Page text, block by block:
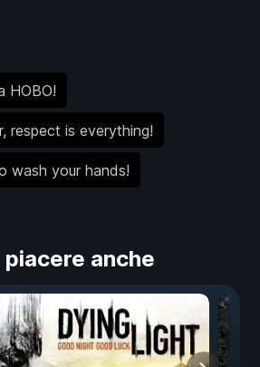
HOBO!
respect is everything!
wash your hands!
anche